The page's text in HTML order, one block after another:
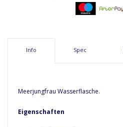
Info Spec
Meerjungfrau Wasserflasche.
Eigenschaften